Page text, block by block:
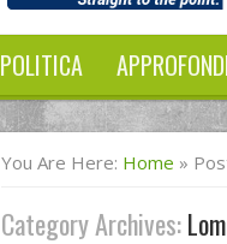
POLITICA
You Are Here: Home »
Category Archives: